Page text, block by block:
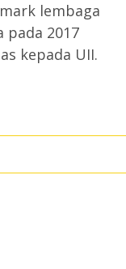
lembaga
pada 2017
kepada UII.